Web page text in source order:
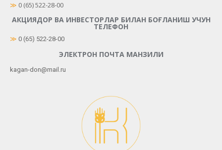
≫ 0 (65) 522-28-00
АКЦИЯДОР ВА ИНВЕСТОРЛАР БИЛАН БОҒЛАНИШ УЧУН
ТЕЛЕФОН
≫ 0 (65) 522-28-00
ЭЛЕКТРОН ПОЧТА МАНЗИЛИ
kagan-don@mail.ru